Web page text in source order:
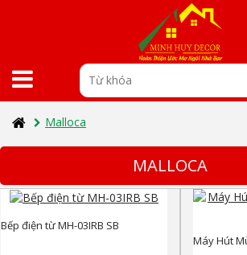
Malloca
MALLOCA
Bếp điện từ MH-03IRB SB
Máy Hút